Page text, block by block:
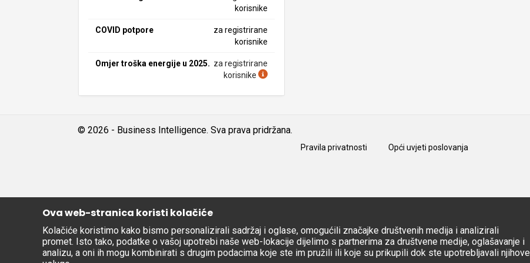
korisnike
COVID potpore
za registrirane
korisnike
Omjer troška energije u 2025. za registrirane
korisnike
© 2026 - Business Intelligence. Sva prava pridržana.
Pravila privatnosti Opći uvjeti poslovanja
Ova web-stranica koristi kolačiće
Kolačiće koristimo kako bismo personalizirali sadržaj i oglase, omogućili značajke društvenih medija i analizirali
promet. Isto tako, podatke o vašoj upotrebi naše web-lokacije dijelimo s partnerima za društvene medije, oglašavanje i
analizu, a oni ih mogu kombinirati s drugim podacima koje ste im pružili ili koje su prikupili dok ste upotrebljavali njihove